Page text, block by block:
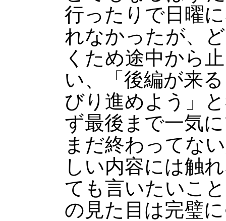
行ったりで日曜
れなかったが、
くため途中から
い、「後編が来
びり進めよう」
ず最後まで一気
まだ終わってな
しい内容には触
ても言いたいこ
の見た目は完璧